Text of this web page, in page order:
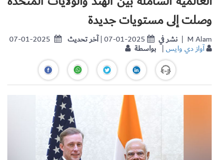
وصلت إلى مستويات جديدة
07-01-2025 آخر تحديث| 07-01-2025 نشر في | M Alam
بواسطة|آواز دي وايس